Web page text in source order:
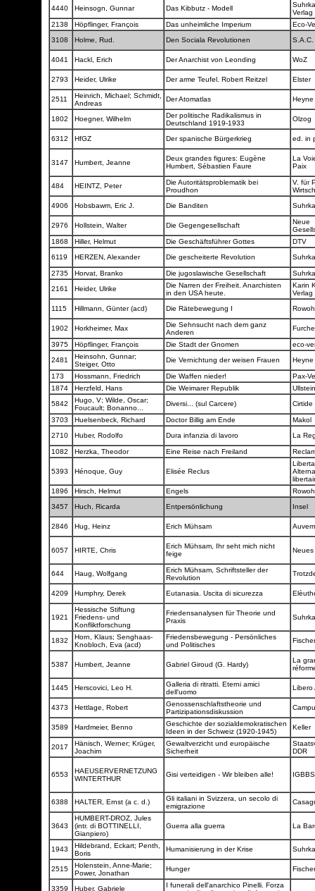
4440 Heinsogn, Gunnar Das Kibbutz - Modell
Verlag
2138
Höpflinger, François Das unheimliche Imperium
Eco-
3108
Holme, Rud. Den Sociala Revolutionen S.A.C.
4041 Hackl, Erich Der Anarchist von Leonding WoZ
2793 Heider, Ulrike Der arme Teufel. Robert Reitzel Elster
2511
Heinrich, Michael; Schmidt,
Andreas
Der Atomatlas Heyne
1802 Hoegner, Wilhelm
Der politische Radikalismus in
Deutschland 1919-1933
Olzog
6312 HfGZ Der spanische Bürgerkrieg ed. in
3147 Humbert, Jeanne
Deux grandes figures: Eugène
Humbert, Sébastien Faure
La
Paix
484 HEINTZ, Peter
Die Autoritätsproblematik bei
Proudhon
V. für
4906
Hobsbawm, Eric J. Die Banditen
2976 Hollstein, Walter Die Gegengesellschaft
Neue
1868
Hiller, Helmut Die Geschäftsführer Gottes
DTV
6119
HERZEN, Alexander Die gescheiterte Revolution
2735 Horvat, Branko Die jugoslawische Gesellschaft
2161
Heider, Ulrike
Die Narren der Freiheit. Anarchisten
in den USA heute.
Karin
Verlag
1115
Hillmann, Günter (acd) Die Rätebewegung I
1902 Horkheimer, Max
Die Sehnsucht nach dem ganz
Anderen
3975 Höpflinger, François Die Stadt der Gnomen
eco-
2481
Heinsohn, Gunnar;
Steiger, Otto
Die Vernichtung der weisen Frauen Heyne
173 Hossmann, Friedrich Die Waffen nieder!
Pax-
1874
Herzfeld, Hans Die Weimarer Republik
5842
Hugo, V; Wilde, Oscar;
Foucault; Bonanno...
Diversi... (sul Carcere) Cirtide
3703 Huelsenbeck, Richard Doctor Billig am Ende
Makol
2710
Huber, Rodolfo Dura infanzia di lavoro La
1082 Herzka, Theodor Eine Reise nach Freiland
5393 Hénoque, Guy Elisée Reclus
1896
Hirsch, Helmut Engels
3457
Huch, Ricarda Entpersönlichung Insel
2846 Hug, Heinz Erich Mühsam
6057 HIRTE, Chris
Erich Mühsam, Ihr seht mich nicht
feige
644 Haug, Wolfgang
Erich Mühsam, Schriftsteller der
Revolution
4209 Humphry, Derek Eutanasia. Uscita di sicurezza
1921
Hessische Stiftung
Friedens- und
Konfliktforschung
Friedensanalysen für Theorie und
Praxis
1832
Horn, Klaus; Senghaas-
Knobloch, Eva (acd)
Friedensbewegung - Persönliches
und Politisches
5387 Humbert, Jeanne Gabriel Giroud (G. Hardy)
La
1445 Herscovici, Leo H.
Galleria di ritratti. Eterni amici
dell'uomo
Libero
4373 Hettlage, Robert
Genossenschlaftstheorie und
Partizipationsdiskussion
3589 Hardmeier, Benno
Geschichte der sozialdemokratischen
Ideen in der Schweiz (1920-1945)
Keller
2017
Hänisch, Werner; Krüger,
Joachim
Gewaltverzicht und europäische
Sicherheit
DDR
6553
HAEUSERVERNETZUNG
WINTERTHUR
Gisi verteidigen - Wir bleiben alle!
6388 HALTER, Ernst (a c. d.)
Gli italiani in Svizzera, un secolo di
emigrazione
3643
HUMBERT-DROZ, Jules
(intr. di BOTTINELLI,
Gianpiero)
Guerra alla guerra La
1943
Hildebrand, Eckart; Penth,
Boris
Humanisierung in der Krise
2515
Holenstein, Anne-Marie;
Power, Jonathan
Hunger
3359 Huber, Gabriele
I funerali dell'anarchico Pinelli. Forza